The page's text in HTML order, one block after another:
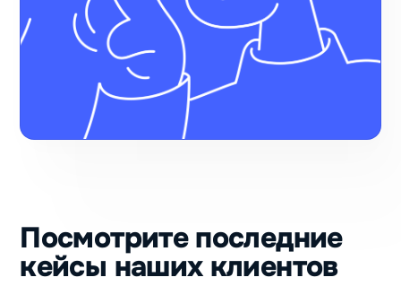
Школа
шитья
Garment
School
100
получили
после запуска
бота‑ассистента
Посмотрите последние
кейсы наших клиентов